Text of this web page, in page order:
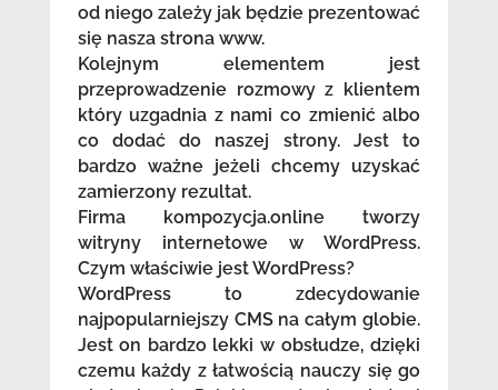
od niego zależy jak będzie prezentować
się nasza strona www.
Kolejnym elementem jest
przeprowadzenie rozmowy z klientem
który uzgadnia z nami co zmienić albo
co dodać do naszej strony. Jest to
bardzo ważne jeżeli chcemy uzyskać
zamierzony rezultat.
Firma kompozycja.online tworzy
witryny internetowe w WordPress.
Czym właściwie jest WordPress?
WordPress to zdecydowanie
najpopularniejszy CMS na całym globie.
Jest on bardzo lekki w obsłudze, dzięki
czemu każdy z łatwością nauczy się go